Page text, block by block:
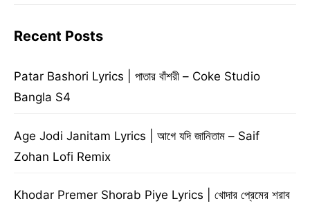
Recent Posts
Patar Bashori Lyrics | পাতার বাঁশরী – Coke Studio
Bangla S4
Age Jodi Janitam Lyrics | আগে যদি জানিতাম – Saif
Zohan Lofi Remix
Khodar Premer Shorab Piye Lyrics | খোদার প্রেমের শরাব